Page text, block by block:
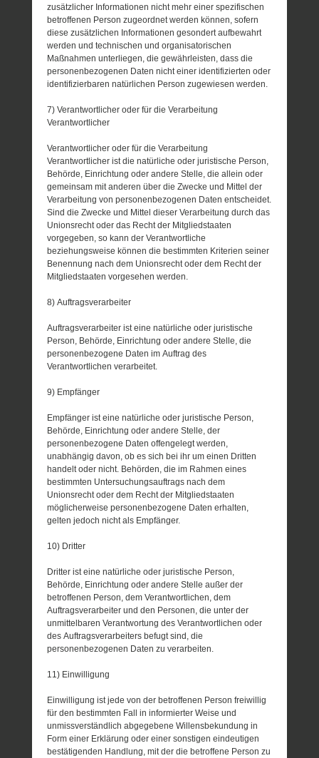
zusätzlicher Informationen nicht mehr einer spezifischen
betroffenen Person zugeordnet werden können, sofern
diese zusätzlichen Informationen gesondert aufbewahrt
werden und technischen und organisatorischen
Maßnahmen unterliegen, die gewährleisten, dass die
personenbezogenen Daten nicht einer identifizierten oder
identifizierbaren natürlichen Person zugewiesen werden.
7) Verantwortlicher oder für die Verarbeitung
Verantwortlicher
Verantwortlicher oder für die Verarbeitung
Verantwortlicher ist die natürliche oder juristische Person,
Behörde, Einrichtung oder andere Stelle, die allein oder
gemeinsam mit anderen über die Zwecke und Mittel der
Verarbeitung von personenbezogenen Daten entscheidet.
Sind die Zwecke und Mittel dieser Verarbeitung durch das
Unionsrecht oder das Recht der Mitgliedstaaten
vorgegeben, so kann der Verantwortliche
beziehungsweise können die bestimmten Kriterien seiner
Benennung nach dem Unionsrecht oder dem Recht der
Mitgliedstaaten vorgesehen werden.
8) Auftragsverarbeiter
Auftragsverarbeiter ist eine natürliche oder juristische
Person, Behörde, Einrichtung oder andere Stelle, die
personenbezogene Daten im Auftrag des
Verantwortlichen verarbeitet.
9) Empfänger
Empfänger ist eine natürliche oder juristische Person,
Behörde, Einrichtung oder andere Stelle, der
personenbezogene Daten offengelegt werden,
unabhängig davon, ob es sich bei ihr um einen Dritten
handelt oder nicht. Behörden, die im Rahmen eines
bestimmten Untersuchungsauftrags nach dem
Unionsrecht oder dem Recht der Mitgliedstaaten
möglicherweise personenbezogene Daten erhalten,
gelten jedoch nicht als Empfänger.
10) Dritter
Dritter ist eine natürliche oder juristische Person,
Behörde, Einrichtung oder andere Stelle außer der
betroffenen Person, dem Verantwortlichen, dem
Auftragsverarbeiter und den Personen, die unter der
unmittelbaren Verantwortung des Verantwortlichen oder
des Auftragsverarbeiters befugt sind, die
personenbezogenen Daten zu verarbeiten.
11) Einwilligung
Einwilligung ist jede von der betroffenen Person freiwillig
für den bestimmten Fall in informierter Weise und
unmissverständlich abgegebene Willensbekundung in
Form einer Erklärung oder einer sonstigen eindeutigen
bestätigenden Handlung, mit der die betroffene Person zu